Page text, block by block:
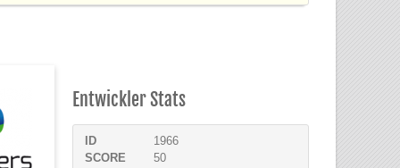
Entwickler Stats
ID
1966
SCORE
50